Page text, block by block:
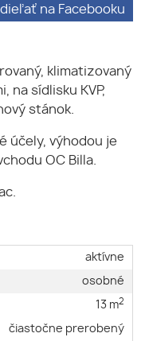
na Facebooku
klimatizovaný
na sídlisku KVP,
stánok.
účely, výhodou je
OC Billa.
aktívne
osobné
13 m2
čiastočne prerobený